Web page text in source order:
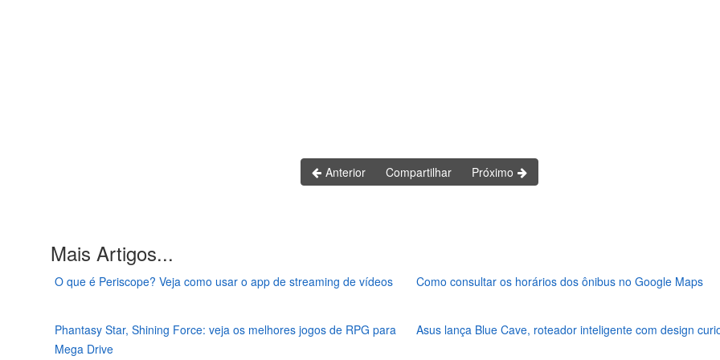
Anterior Compartilhar Próximo
Mais Artigos...
O que é Periscope? Veja como usar o app de streaming de vídeos Como consultar os horários dos ônibus no Google Maps
Phantasy Star, Shining Force: veja os melhores jogos de RPG para
Mega Drive
Asus lança Blue Cave, roteador inteligente com design